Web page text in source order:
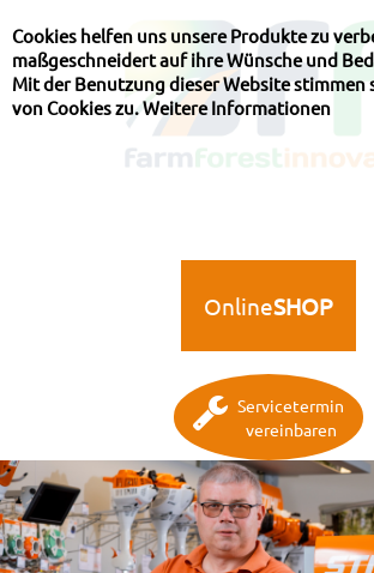
Cookies helfen uns unsere Produkte zu
maßgeschneidert auf ihre Wünsche und
Mit der Benutzung dieser Website stimmen
von Cookies zu.Weitere Informationen
OnlineSHOP
Servicetermin
vereinbaren